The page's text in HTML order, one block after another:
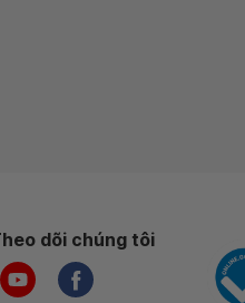
dõi chúng tôi